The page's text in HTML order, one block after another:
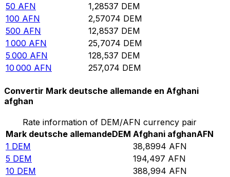
50 AFN 1,28537 DEM
100 AFN 2,57074 DEM
500 AFN 12,8537 DEM
1 000 AFN 25,7074 DEM
5 000 AFN 128,537 DEM
10 000 AFN 257,074 DEM
Convertir Mark deutsche allemande en Afghani
afghan
Rate information of DEM/AFN currency pair
Mark deutsche allemandeDEM Afghani afghanAFN
1 DEM 38,8994 AFN
5 DEM 194,497 AFN
10 DEM 388,994 AFN